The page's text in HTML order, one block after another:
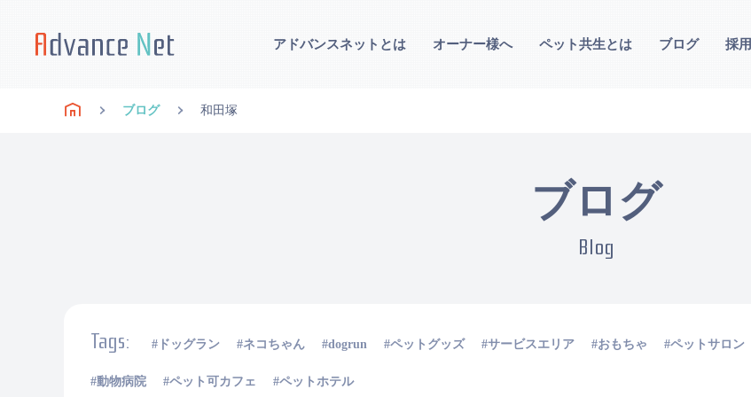
アドバンスネットとは オーナー様へ ペット共生とは ブログ 採用
ブログ 和田塚
ブログ
Blog
Tags: ドッグラン ネコちゃん dogrun ペットグッズ サービスエリア おもちゃ ペットサロン
動物病院 ペット可カフェ ペットホテル